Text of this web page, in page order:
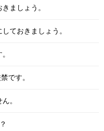
ましょう。
ておきましょう。
です。
。